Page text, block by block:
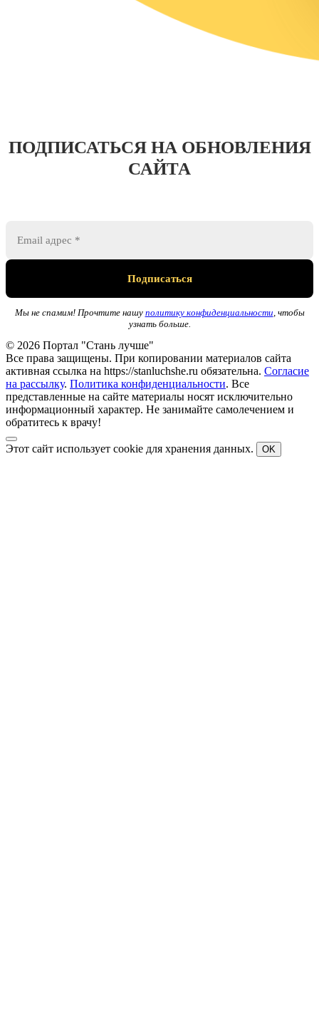
ПОДПИСАТЬСЯ НА ОБНОВЛЕНИЯ
САЙТА
Мы не спамим! Прочтите нашу политику конфиденциальности , чтобы
узнать больше.
© 2026 Портал "Стань лучше"
Все права защищены. При копировании материалов сайта
активная ссылка на https://stanluchshe.ru обязательна. Согласие
на рассылку. Политика конфиденциальности. Все
представленные на сайте материалы носят исключительно
информационный характер. Не занимайте самолечением и
обратитесь к врачу!
Этот сайт использует cookie для хранения данных. OK